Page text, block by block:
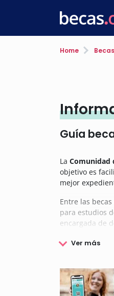
Home
Guía
La Comunidad
objetivo es
mejor
Entre las
para estudios
encargada de
En esta página